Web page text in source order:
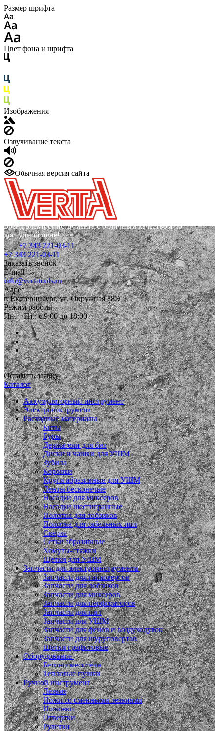
Размер шрифта
Цвет фона и шрифта
Изображения
Озвучивание текста
Обычная версия сайта
Бренд электроинструмента с отличным качеством по
доступной цене!
+7 343 221-03-11
+7 343 221-03-11
Заказать звонок
E-mail
info@vertatools.ru
Адрес
г. Екатеринбург, ул. Окружная 88Э
Режим работы
Пн. – Пт.: с 9:00 до 18:00
Оставить заявку
Каталог
Аккумуляторный инструмент
Электроинструмент
Расходные материалы
Биты
Буры
Держатели для бит
Диски и чашки для УШМ
Зубила
Коронки
Круги абразивные для УШМ
Ленты бесконечые
Насадки для миксеров
Насадки шестигранные
Полотна для лобзиков
Полотна для сабельных пил
Сверла
Сетки абразивные
Хомуты-стяжки
Щетки для УШМ
Запчасти для электроинструмента
Запчасти для гайковертов
Запчасти для лобзиков
Запчасти для миксеров
Запчасти для перфораторов
Запчасти для пил
Запчасти для УШМ
Запчасти для фенов и воздуходувок
Запчасти для шуруповертов
Щетки графитовые
Оборудование
Бетоносмесители
Тепловые пушки
Ручной инструмент
Лезвия
Ножи со сменными лезвиями
Ножовки
Отвертки
Рулетки